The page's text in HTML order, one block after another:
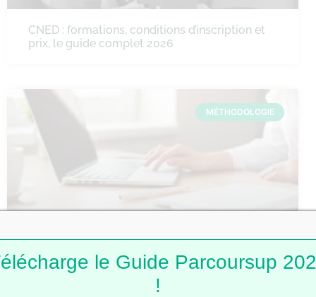
CNED : formations, conditions d’inscription et
prix, le guide complet 2026
MÉTHODOLOGIE
Comment faire une fiche de révision ?
le Guide Parcoursup
!